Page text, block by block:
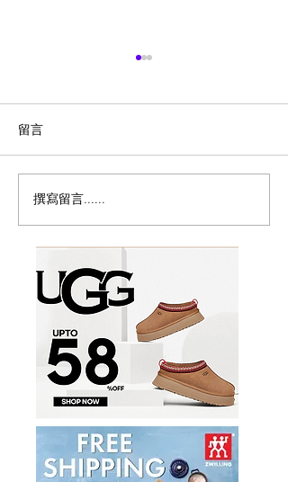
味千拉面Ajisen Ramen推
出$12.99熊本经典套餐，
儿童餐免费吃到9月底
留言
撰寫留言......